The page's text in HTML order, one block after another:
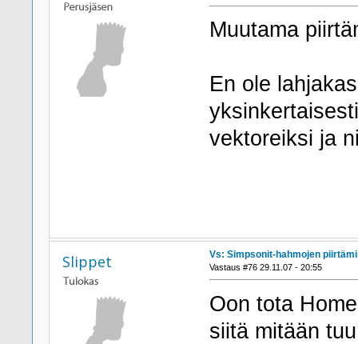
Muutama
En ole
vektoreiksi ja
Slippet Vs: Simpsonit-hahmojen
Vastaus #76 29.11.07 - 20:55
Oon tota
siitä mitään